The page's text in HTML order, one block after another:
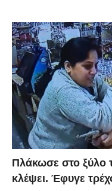
Πλάκωσε στο ξύλο
κλέψει. Έφυγε